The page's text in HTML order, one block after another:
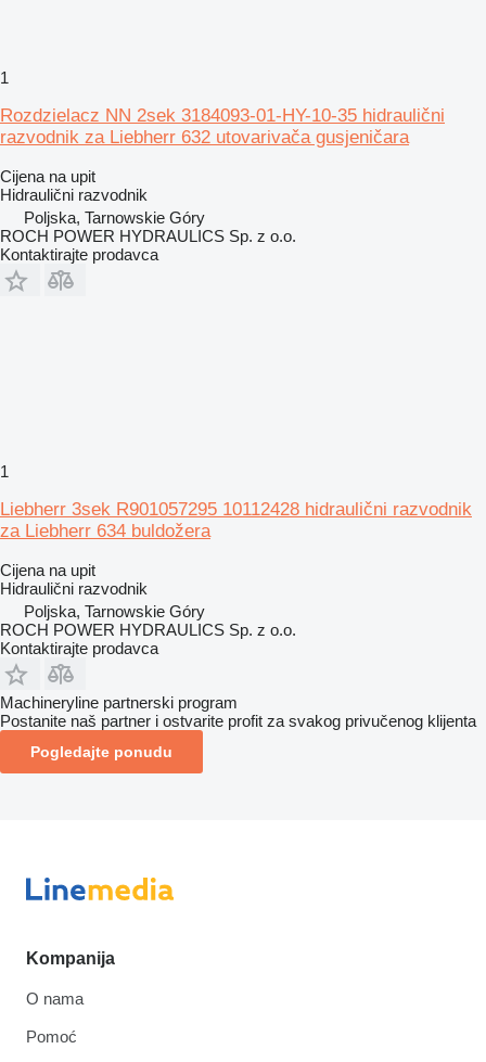
1
Rozdzielacz NN 2sek 3184093-01-HY-10-35 hidraulični
razvodnik za Liebherr 632 utovarivača gusjeničara
Cijena na upit
Hidraulični razvodnik
Poljska, Tarnowskie Góry
ROCH POWER HYDRAULICS Sp. z o.o.
Kontaktirajte prodavca
1
Liebherr 3sek R901057295 10112428 hidraulični razvodnik
za Liebherr 634 buldožera
Cijena na upit
Hidraulični razvodnik
Poljska, Tarnowskie Góry
ROCH POWER HYDRAULICS Sp. z o.o.
Kontaktirajte prodavca
Machineryline partnerski program
Postanite naš partner i ostvarite profit za svakog privučenog klijenta
Pogledajte ponudu
Kompanija
O nama
Pomoć